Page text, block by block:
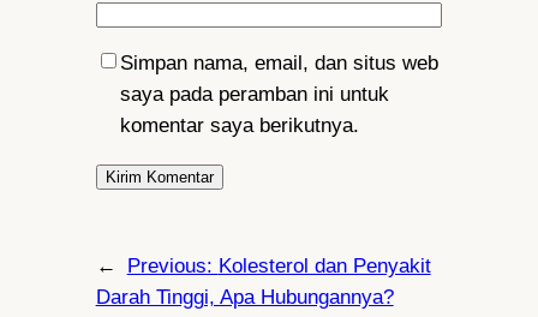
Simpan nama, email, dan situs web
saya pada peramban ini untuk
komentar saya berikutnya.
← Previous: Kolesterol dan Penyakit
Darah Tinggi, Apa Hubungannya?